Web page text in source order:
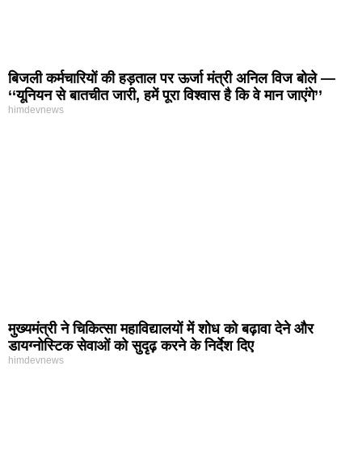
बिजली कर्मचारियों की हड़ताल पर ऊर्जा मंत्री अनिल विज बोले —
‘‘यूनियन से बातचीत जारी, हमें पूरा विश्वास है कि वे मान जाएंगे’’
himdevnews
मुख्यमंत्री ने चिकित्सा महाविद्यालयों में शोध को बढ़ावा देने और
डायग्नोस्टिक सेवाओं को सुदृढ़ करने के निर्देश दिए
himdevnews